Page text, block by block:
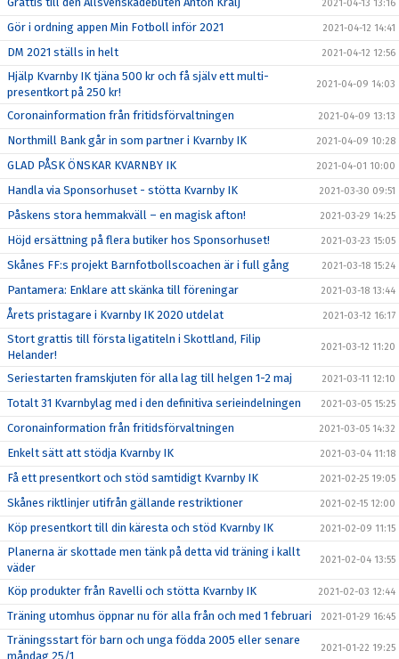
2021-04-13 13:16
Gör i ordning appen Min Fotboll inför 2021 2021-04-12 14:41
DM 2021 ställs in helt 2021-04-12 12:56
Hjälp Kvarnby IK tjäna 500 kr och få själv ett multi-
presentkort på 250 kr!
2021-04-09 14:03
Coronainformation från fritidsförvaltningen 2021-04-09 13:13
Northmill Bank går in som partner i Kvarnby IK 2021-04-09 10:28
GLAD PÅSK ÖNSKAR KVARNBY IK 2021-04-01 10:00
Handla via Sponsorhuset - stötta Kvarnby IK 2021-03-30 09:51
Påskens stora hemmakväll – en magisk afton! 2021-03-29 14:25
Höjd ersättning på flera butiker hos Sponsorhuset! 2021-03-23 15:05
Skånes FF:s projekt Barnfotbollscoachen är i full gång 2021-03-18 15:24
Pantamera: Enklare att skänka till föreningar 2021-03-18 13:44
Årets pristagare i Kvarnby IK 2020 utdelat 2021-03-12 16:17
Stort grattis till första ligatiteln i Skottland, Filip
Helander!
2021-03-12 11:20
Seriestarten framskjuten för alla lag till helgen 1-2 maj 2021-03-11 12:10
Totalt 31 Kvarnbylag med i den definitiva serieindelningen 2021-03-05 15:25
Coronainformation från fritidsförvaltningen 2021-03-05 14:32
Enkelt sätt att stödja Kvarnby IK 2021-03-04 11:18
Få ett presentkort och stöd samtidigt Kvarnby IK 2021-02-25 19:05
Skånes riktlinjer utifrån gällande restriktioner 2021-02-15 12:00
Köp presentkort till din käresta och stöd Kvarnby IK 2021-02-09 11:15
Planerna är skottade men tänk på detta vid träning i kallt
väder
2021-02-04 13:55
Köp produkter från Ravelli och stötta Kvarnby IK 2021-02-03 12:44
Träning utomhus öppnar nu för alla från och med 1 februari 2021-01-29 16:45
Träningsstart för barn och unga födda 2005 eller senare
måndag 25/1
2021-01-22 19:25